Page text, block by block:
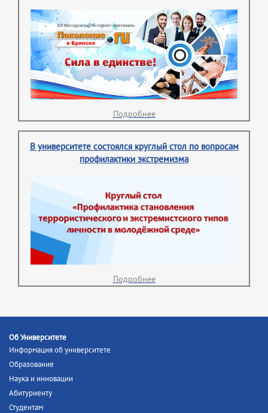
Подробнее
В университете состоялся круглый стол по вопросам
профилактики экстремизма
Подробнее
Об Университете
Информация об университете
Образование
Наука и инновации
Абитуриенту
Студентам